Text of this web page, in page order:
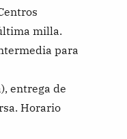
milla.
para
entrega de
Horario